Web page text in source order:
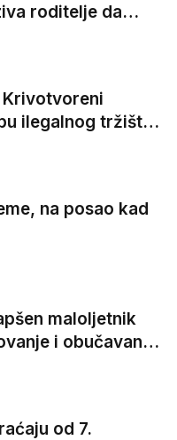
roditelje da
Krivotvoreni
ilegalnog tržišta,
van EU
na posao kad
maloljetnik
i obučavanje
djela
od 7.